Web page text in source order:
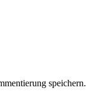
speichern.